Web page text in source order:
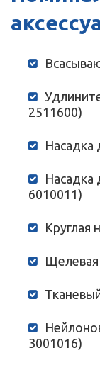
2511600)
Насадка
Насадка
6010011)
Круглая
Щелевая
3001016)